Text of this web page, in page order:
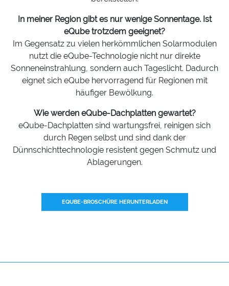
In meiner Region gibt es nur wenige Sonnentage. Ist
eQube trotzdem geeignet?
Im Gegensatz zu vielen herkömmlichen Solarmodulen
nutzt die eQube-Technologie nicht nur direkte
Sonneneinstrahlung, sondern auch Tageslicht. Dadurch
eignet sich eQube hervorragend für Regionen mit
häufiger Bewölkung.
Wie werden eQube-Dachplatten gewartet?
eQube-Dachplatten sind wartungsfrei, reinigen sich
durch Regen selbst und sind dank der
Dünnschichttechnologie resistent gegen Schmutz und
Ablagerungen.
EQUBE-BROSCHÜRE HERUNTERLADEN